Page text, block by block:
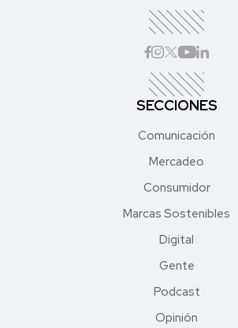
SECCIONES
Comunicación
Mercadeo
Consumidor
Marcas Sostenibles
Digital
Gente
Podcast
Opinión